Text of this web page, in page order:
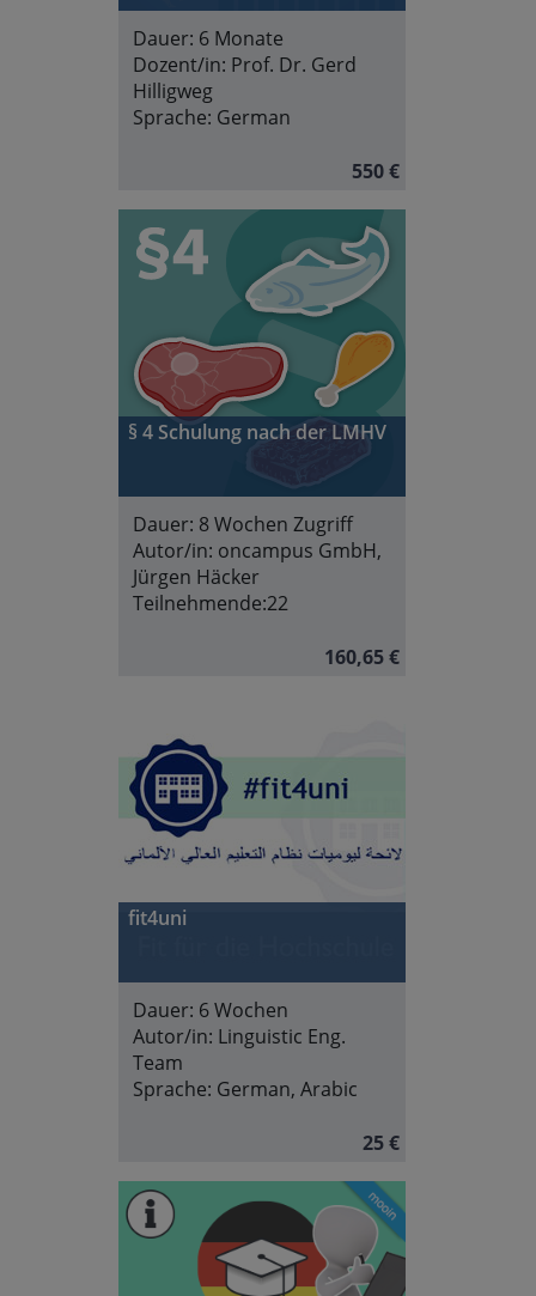
Dauer: 6 Monate
Dozent/in: Prof. Dr. Gerd
Hilligweg
Sprache: German
550 €
§ 4 Schulung nach der LMHV
Dauer: 8 Wochen Zugriff
Autor/in: oncampus GmbH,
Jürgen Häcker
Teilnehmende:22
160,65 €
fit4uni
Dauer: 6 Wochen
Autor/in: Linguistic Eng.
Team
Sprache: German, Arabic
25 €